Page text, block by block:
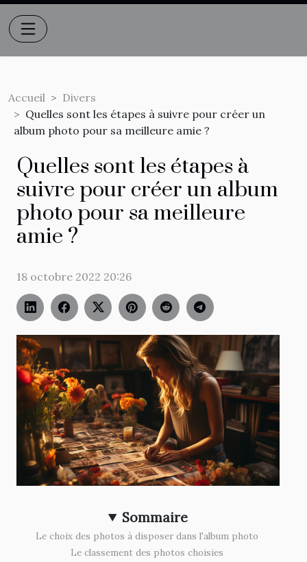
Accueil
Divers
Quelles sont les étapes à suivre pour créer un
album photo pour sa meilleure amie ?
Quelles sont les étapes à
suivre pour créer un album
photo pour sa meilleure
amie ?
18 octobre 2022 20:26
Sommaire
Le choix des photos à disposer dans l'album photo
Le classement des photos choisies